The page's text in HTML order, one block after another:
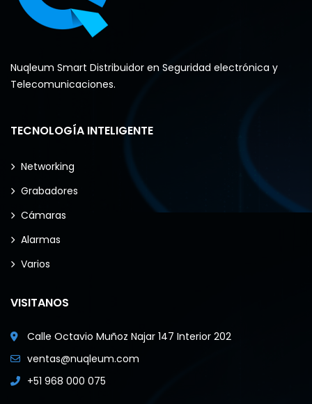
Nuqleum Smart Distribuidor en Seguridad electrónica y
Telecomunicaciones.
TECNOLOGÍA INTELIGENTE
Networking
Grabadores
Cámaras
Alarmas
Varios
VISITANOS
Calle Octavio Muñoz Najar 147 Interior 202
ventas@nuqleum.com
+51 968 000 075